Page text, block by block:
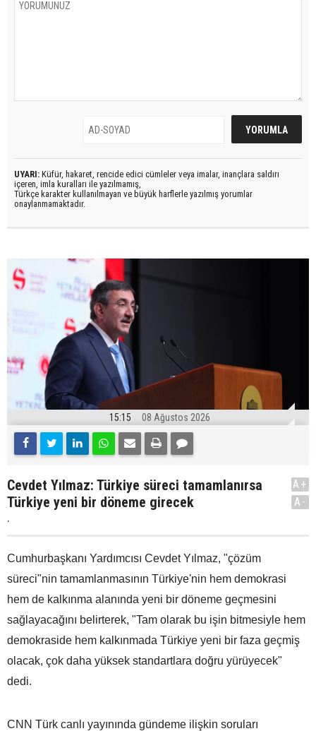
UYARI: Küfür, hakaret, rencide edici cümleler veya imalar, inançlara saldırı
içeren, imla kuralları ile yazılmamış,
Türkçe karakter kullanılmayan ve büyük harflerle yazılmış yorumlar
onaylanmamaktadır.
15:15 08 Ağustos 2026
Cevdet Yılmaz: Türkiye süreci tamamlanırsa
Türkiye yeni bir döneme girecek
.
A+
A-
Cumhurbaşkanı Yardımcısı Cevdet Yılmaz, "çözüm
süreci"nin tamamlanmasının Türkiye'nin hem demokrasi
hem de kalkınma alanında yeni bir döneme geçmesini
sağlayacağını belirterek, "Tam olarak bu işin bitmesiyle hem
demokraside hem kalkınmada Türkiye yeni bir faza geçmiş
olacak, çok daha yüksek standartlara doğru yürüyecek"
dedi.
CNN Türk canlı yayınında gündeme ilişkin soruları